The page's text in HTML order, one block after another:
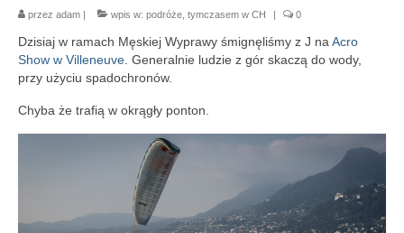
przez adam | wpis w: podróże tymczasem w CH | 0
Dzisiaj w ramach Męskiej Wyprawy śmignęliśmy z J na Acro
Show w Villeneuve . Generalnie ludzie z gór skaczą do wody,
przy użyciu spadochronów.
Chyba że trafią w okrągły ponton.